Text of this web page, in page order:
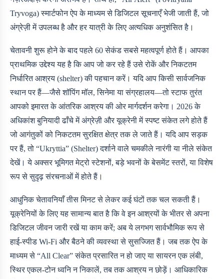
Tryvoga) स्मार्टफोन ऐप के माध्यम से डिजिटल सूचनाएँ भेजी जाती हैं, जो
अंग्रेज़ी में उपलब्ध है और हर यात्री के लिए अत्यधिक अनुशंसित है।
चेतावनी शुरू होने के बाद पहले 60 सेकंड सबसे महत्वपूर्ण होते हैं। आपका
प्राथमिक उद्देश्य यह है कि आप जो कर रहे हैं उसे रोकें और निकटतम
निर्धारित आश्रय (shelter) की पहचान करें। यदि आप किसी सार्वजनिक
स्थान पर हैं—जैसे शॉपिंग मॉल, सिनेमा या संग्रहालय—तो स्टाफ तुरंत
आपको इमारत के आंतरिक आश्रय की ओर मार्गदर्शन करेगा। 2026 के
अधिकांश बुनियादी ढाँचे में अंग्रेज़ी और यूक्रेनी में स्पष्ट संकेत लगे होते हैं
जो आगंतुकों को निकटतम सुरक्षित क्षेत्र तक ले जाते हैं। यदि आप सड़क
पर हैं, तो “Ukryttia” (Shelter) दर्शाने वाले चमकीले नारंगी या नीले संकेत
देखें। ये अक्सर भूमिगत मेट्रो स्टेशनों, बड़े भवनों के बेसमेंट स्तरों, या विशेष
रूप से सुदृढ़ संरचनाओं में होते हैं।
आधुनिक चेतावनियाँ तीस मिनट से लेकर कई घंटों तक चल सकती हैं।
यूक्रेनियों के लिए यह सामान्य बात है कि वे इन आश्रयों के भीतर से अपना
डिजिटल जीवन जारी रखें या काम करें; अब ये लगभग सार्वभौमिक रूप से
हाई-स्पीड Wi-Fi और बैठने की व्यवस्था से सुसज्जित हैं। जब तक ऐप के
माध्यम से “All Clear” संकेत प्रसारित न हो जाए या सायरन एक लंबी,
स्थिर एकल-टोन ध्वनि न निकालें, तब तक आश्रय न छोड़ें। आधिकारिक